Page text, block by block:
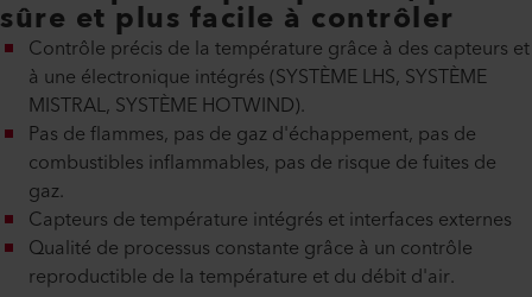
sûre et plus facile à contrôler
Contrôle précis de la température grâce à des capteurs et
à une électronique intégrés (SYSTÈME LHS, SYSTÈME
MISTRAL, SYSTÈME HOTWIND).
Pas de flammes, pas de gaz d'échappement, pas de
combustibles inflammables, pas de risque de fuites de
gaz.
Capteurs de température intégrés et interfaces externes
Qualité de processus constante grâce à un contrôle
reproductible de la température et du débit d'air.